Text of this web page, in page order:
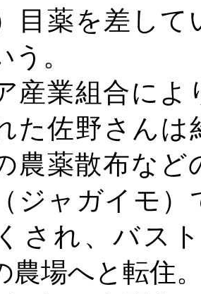
目薬を差して
。
業組合によ
た佐野さんは
農薬散布など
ジャガイモ）
され、バス
農場へと転住